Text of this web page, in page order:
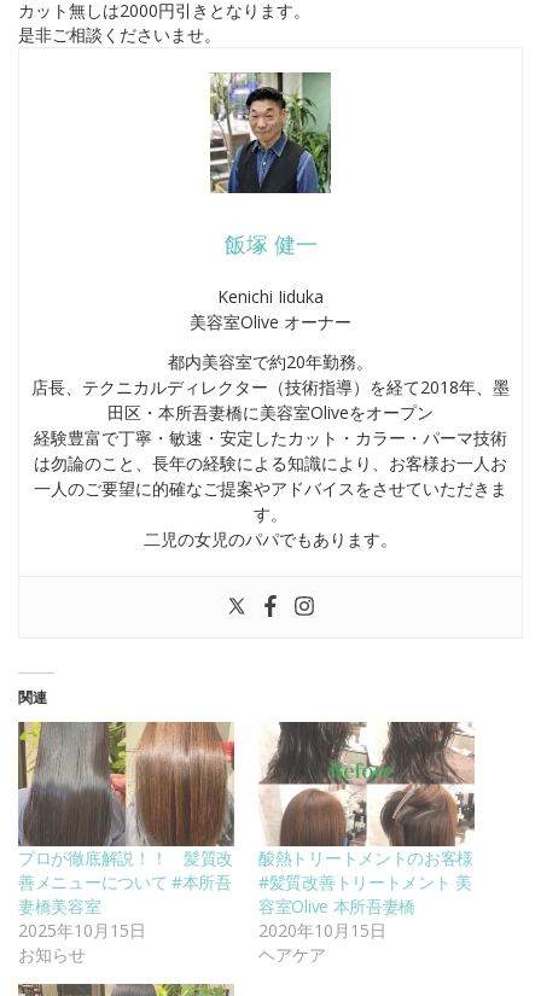
カット無しは2000円引きとなります。
是非ご相談くださいませ。
飯塚 健一
Kenichi Iiduka
美容室Olive オーナー
都内美容室で約20年勤務。
店長、テクニカルディレクター（技術指導）を経て2018年、墨
田区・本所吾妻橋に美容室Oliveをオープン
経験豊富で丁寧・敏速・安定したカット・カラー・パーマ技術
は勿論のこと、長年の経験による知識により、お客様お一人お
一人のご要望に的確なご提案やアドバイスをさせていただきま
す。
二児の女児のパパでもあります。
関連
プロが徹底解説！！ 髪質改
善メニューについて #本所吾
妻橋美容室
2025年10月15日
お知らせ
酸熱トリートメントのお客様
#髪質改善トリートメント 美
容室Olive 本所吾妻橋
2020年10月15日
ヘアケア